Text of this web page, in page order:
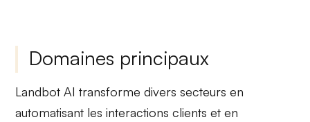
Domaines principaux
Landbot AItransforme divers secteurs en
automatisant les interactions clients et en